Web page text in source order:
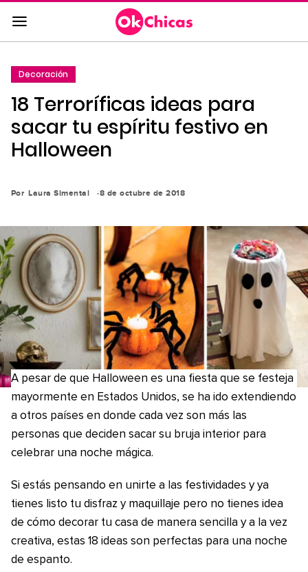
Saltar
al
contenido
la
navegación
principal
Decoración
18 Terroríficas ideas para
sacar tu espíritu festivo en
Halloween
Por Laura Simental 8 de octubre de 2018
A pesar de que Halloween es una fiesta que se festeja
mayormente en Estados Unidos, se ha ido extendiendo
a otros países en donde cada vez son más las
personas que deciden sacar su bruja interior para
celebrar una noche mágica.
Si estás pensando en unirte a las festividades y ya
tienes listo tu disfraz y maquillaje pero no tienes idea
de cómo decorar tu casa de manera sencilla y a la vez
creativa, estas 18 ideas son perfectas para una noche
de espanto.